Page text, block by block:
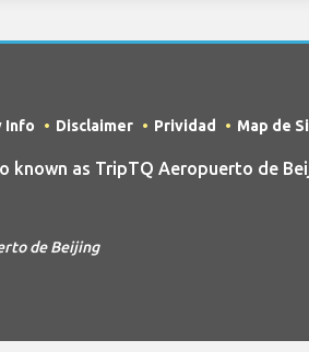
Info Disclaimer Prividad Map de
known as TripTQ Aeropuerto de
de Beijing